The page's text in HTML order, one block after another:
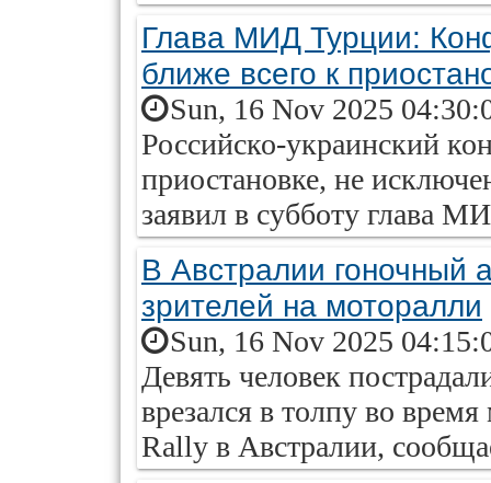
Глава МИД Турции:
ближе всего к
Sun, 16 Nov 2025
Российско-украинский
приостановке, не
заявил в субботу глава
В Австралии гоночный
зрителей на моторалли
Sun, 16 Nov 2025
Девять человек
врезался в толпу во
Rally в Австралии,